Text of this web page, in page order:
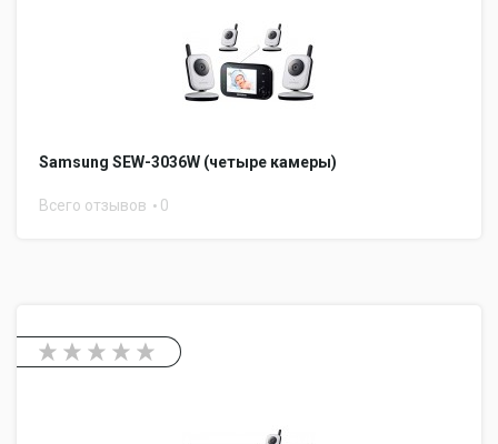
Samsung SEW-3036W (четыре камеры)
Всего отзывов 0